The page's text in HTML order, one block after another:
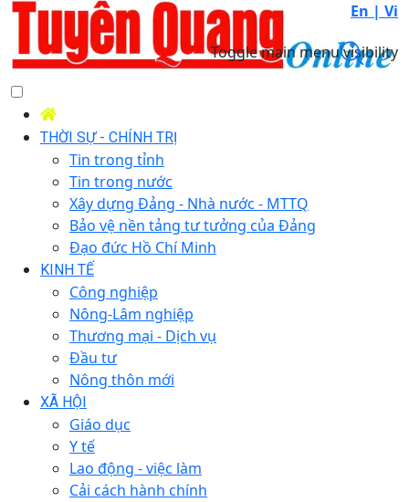
En | Vi
Toggle main menu visibility
THỜI SỰ - CHÍNH TRỊ
Tin trong tỉnh
Tin trong nước
Xây dựng Đảng - Nhà nước - MTTQ
Bảo vệ nền tảng tư tưởng của Đảng
Đạo đức Hồ Chí Minh
KINH TẾ
Công nghiệp
Nông-Lâm nghiệp
Thương mại - Dịch vụ
Đầu tư
Nông thôn mới
XÃ HỘI
Giáo dục
Y tế
Lao động - việc làm
Cải cách hành chính